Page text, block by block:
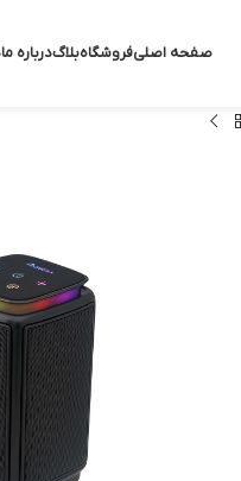
صفحه اصلیفروشگاهبلاگدرباره ما